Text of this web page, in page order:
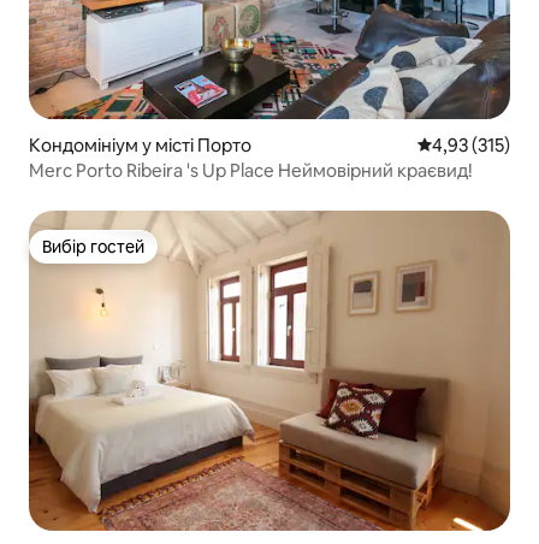
Кондомініум у місті Порто Середня
4,93 (315)
Merc Porto Ribeira 's Up Place Неймовірний краєвид!
Вибір гостей
Вибір гостей